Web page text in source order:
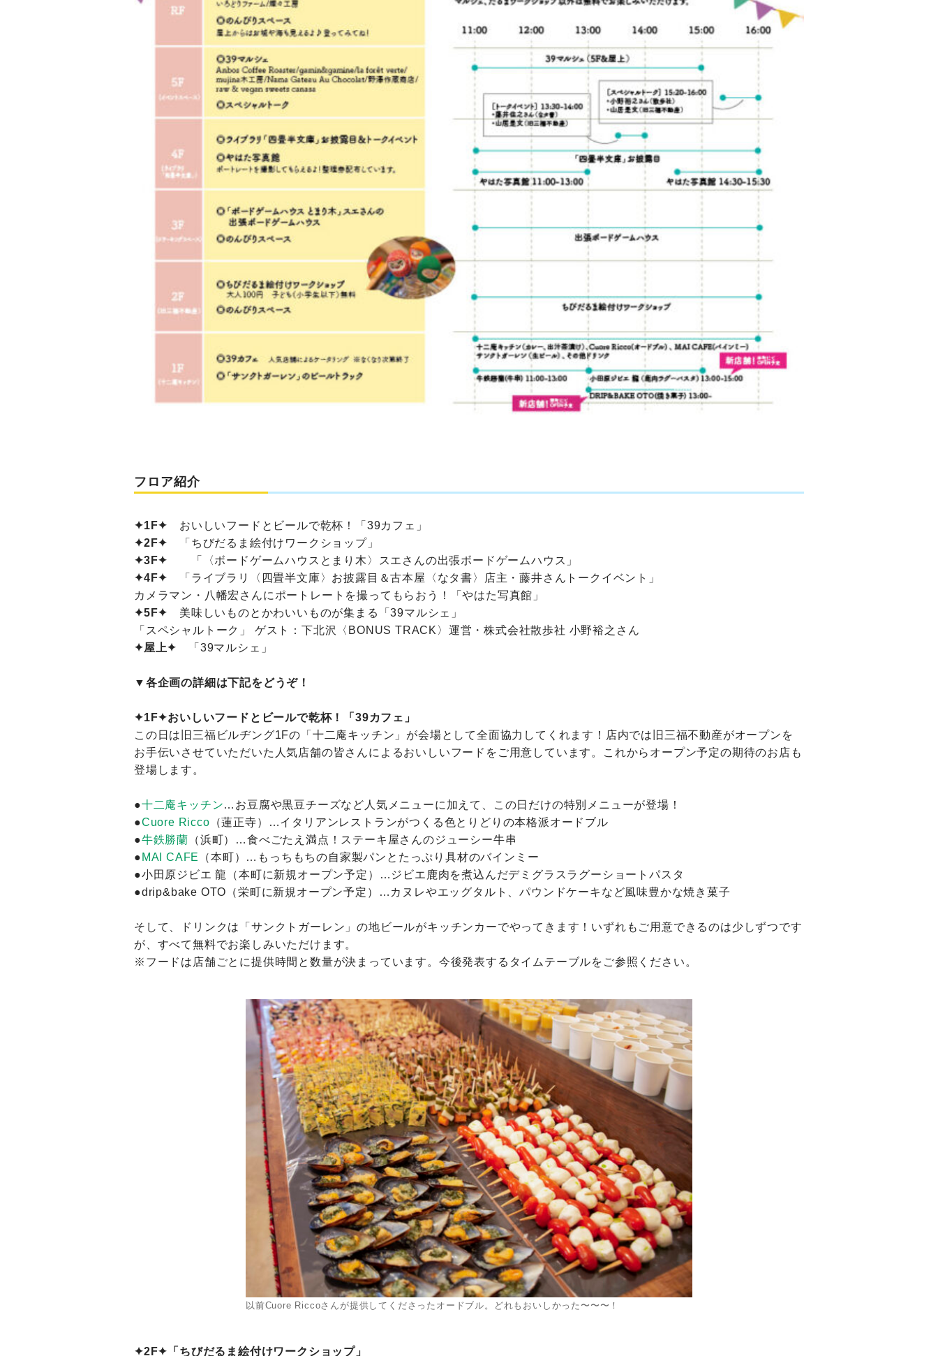
フロア紹介
✦1F✦ おいしいフードとビールで乾杯！「39カフェ」
✦2F✦ 「ちびだるま絵付けワークショップ」
✦3F✦ 「〈ボードゲームハウスとまり木〉スエさんの出張ボードゲームハウス」
✦4F✦ 「ライブラリ〈四畳半文庫〉お披露目＆古本屋〈なタ書〉店主・藤井さんトークイベント」
カメラマン・八幡宏さんにポートレートを撮ってもらおう！「やはた写真館」
✦5F✦ 美味しいものとかわいいものが集まる「39マルシェ」
「スペシャルトーク」 ゲスト：下北沢〈BONUS TRACK〉運営・株式会社散歩社 小野裕之さん
✦屋上✦ 「39マルシェ」
▼各企画の詳細は下記をどうぞ！
✦1F✦おいしいフードとビールで乾杯！「39カフェ」
この日は旧三福ビルヂング1Fの「十二庵キッチン」が会場として全面協力してくれます！店内では旧三福不動産がオープンを
お手伝いさせていただいた人気店舗の皆さんによるおいしいフードをご用意しています。これからオープン予定の期待のお店も
登場します。
●十二庵キッチン…お豆腐や黒豆チーズなど人気メニューに加えて、この日だけの特別メニューが登場！
●Cuore Ricco （蓮正寺）…イタリアンレストランがつくる色とりどりの本格派オードブル
●牛鉄勝蘭 （浜町）…食べごたえ満点！ステーキ屋さんのジューシー牛串
● MAI CAFE
（本町）…もっちもちの自家製パンとたっぷり具材のバインミー
●小田原ジビエ 龍（本町に新規オープン予定）…ジビエ鹿肉を煮込んだデミグラスラグーショートパスタ
●drip&bake OTO（栄町に新規オープン予定）…カヌレやエッグタルト、パウンドケーキなど風味豊かな焼き菓子
そして、ドリンクは「サンクトガーレン」の地ビールがキッチンカーでやってきます！いずれもご用意できるのは少しずつです
が、すべて無料でお楽しみいただけます。
※フードは店舗ごとに提供時間と数量が決まっています。今後発表するタイムテーブルをご参照ください。
以前Cuore Riccoさんが提供してくださったオードブル。どれもおいしかった〜〜〜！
✦2F✦「ちびだるま絵付けワークショップ」